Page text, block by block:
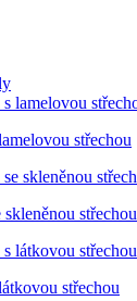
střechou
střechou
střechou